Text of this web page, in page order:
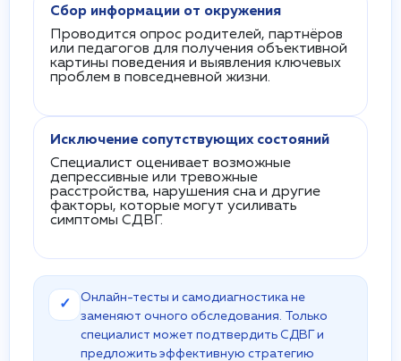
Сбор информации от окружения
Проводится опрос родителей, партнёров
или педагогов для получения объективной
картины поведения и выявления ключевых
проблем в повседневной жизни.
Исключение сопутствующих состояний
Специалист оценивает возможные
депрессивные или тревожные
расстройства, нарушения сна и другие
факторы, которые могут усиливать
симптомы СДВГ.
✓
Онлайн-тесты и самодиагностика не
заменяют очного обследования. Только
специалист может подтвердить СДВГ и
предложить эффективную стратегию